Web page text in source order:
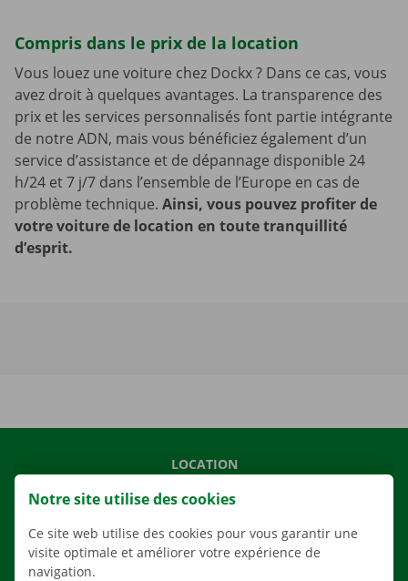
Compris dans le prix de la location
Vous louez une voiture chez Dockx ? Dans ce cas, vous
avez droit à quelques avantages. La transparence des
prix et les services personnalisés font partie intégrante
de notre ADN, mais vous bénéficiez également d’un
service d’assistance et de dépannage disponible 24
h/24 et 7 j/7 dans l’ensemble de l’Europe en cas de
problème technique. Ainsi, vous pouvez profiter de
votre voiture de location en toute tranquillité
d’esprit.
LOCATION
NOS VÉHICULES
AGENCES
Notre site utilise des cookies
Ce site web utilise des cookies pour vous garantir une
visite optimale et améliorer votre expérience de
navigation.